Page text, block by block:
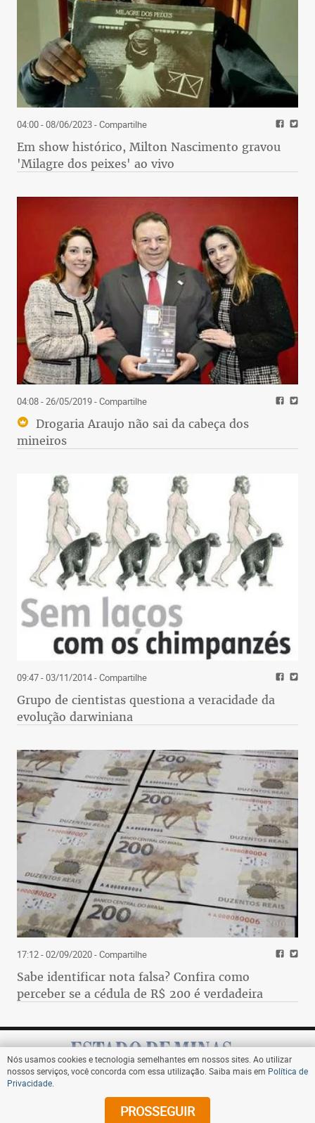
04:00 - 08/06/2023- Compartilhe
Em show histórico, Milton Nascimento gravou
'Milagre dos peixes' ao vivo
04:08 - 26/05/2019- Compartilhe
Drogaria Araujo não sai da cabeça dos
mineiros
09:47 - 03/11/2014- Compartilhe
Grupo de cientistas questiona a veracidade da
evolução darwiniana
17:12 - 02/09/2020- Compartilhe
Sabe identificar nota falsa? Confira como
perceber se a cédula de R$ 200 é verdadeira
Assine
Nós usamos cookies e tecnologia semelhantes em nossos sites. Ao utilizar
nossos serviços, você concorda com essa utilização. Saiba mais em Política de
Privacidade
PROSSEGUIR